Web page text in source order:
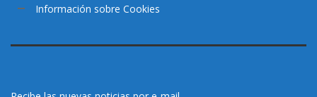
Información sobre Cookies